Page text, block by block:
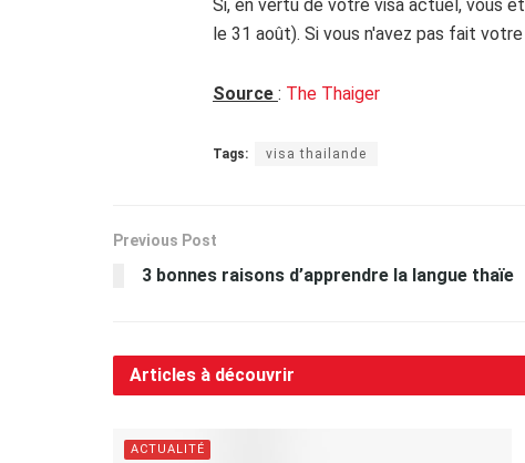
Si, en vertu de votre visa actuel, vous
le 31 août). Si vous n'avez pas fait
Source : The Thaiger
Tags: visa thailande
Previous Post
3 bonnes raisons d’apprendre la langue thaïe
Articles à découvrir
ACTUALITÉ